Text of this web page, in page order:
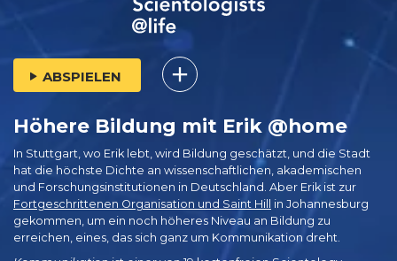
ABSPIELEN
Höhere Bildung mit Erik @home
In Stuttgart, wo Erik lebt, wird Bildung geschätzt, und die Stadt
hat die höchste Dichte an wissenschaftlichen, akademischen
und Forschungsinstitutionen in Deutschland. Aber Erik ist zur
Fortgeschrittenen Organisation und Saint Hill in Johannesburg
gekommen, um ein noch höheres Niveau an Bildung zu
erreichen, eines, das sich ganz um Kommunikation dreht.